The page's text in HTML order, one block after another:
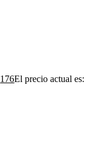
176El precio actual es: